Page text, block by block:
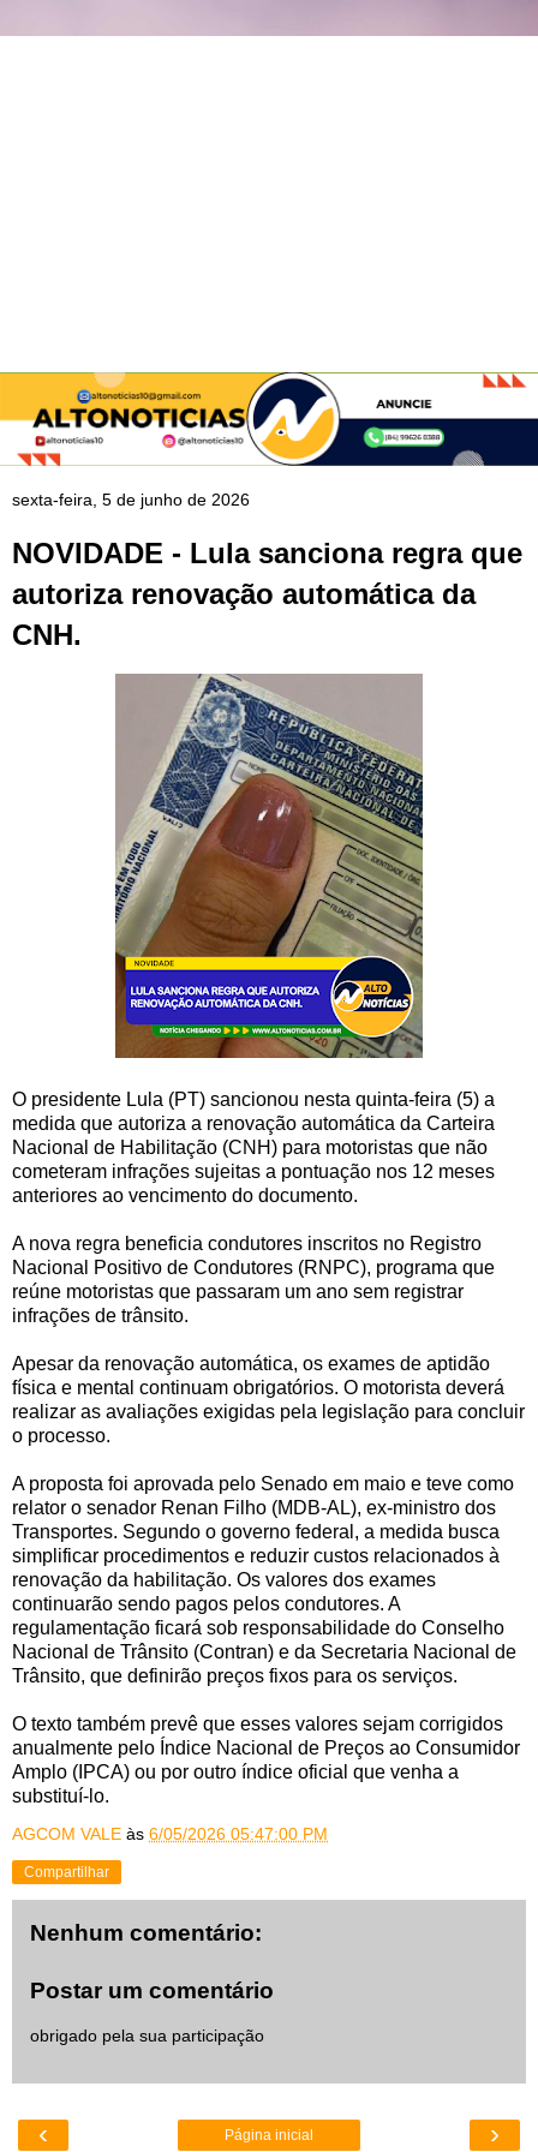
sexta-feira, 5 de junho de 2026
NOVIDADE - Lula sanciona regra que
autoriza renovação automática da
CNH.
O presidente Lula (PT) sancionou nesta quinta-feira (5) a
medida que autoriza a renovação automática da Carteira
Nacional de Habilitação (CNH) para motoristas que não
cometeram infrações sujeitas a pontuação nos 12 meses
anteriores ao vencimento do documento.
A nova regra beneficia condutores inscritos no Registro
Nacional Positivo de Condutores (RNPC), programa que
reúne motoristas que passaram um ano sem registrar
infrações de trânsito.
Apesar da renovação automática, os exames de aptidão
física e mental continuam obrigatórios. O motorista deverá
realizar as avaliações exigidas pela legislação para concluir
o processo.
A proposta foi aprovada pelo Senado em maio e teve como
relator o senador Renan Filho (MDB-AL), ex-ministro dos
Transportes. Segundo o governo federal, a medida busca
simplificar procedimentos e reduzir custos relacionados à
renovação da habilitação. Os valores dos exames
continuarão sendo pagos pelos condutores. A
regulamentação ficará sob responsabilidade do Conselho
Nacional de Trânsito (Contran) e da Secretaria Nacional de
Trânsito, que definirão preços fixos para os serviços.
O texto também prevê que esses valores sejam corrigidos
anualmente pelo Índice Nacional de Preços ao Consumidor
Amplo (IPCA) ou por outro índice oficial que venha a
substituí-lo.
AGCOM VALE às 6/05/2026 05:47:00 PM
Compartilhar
Nenhum comentário:
Postar um comentário
obrigado pela sua participação
‹ ›
Página inicial